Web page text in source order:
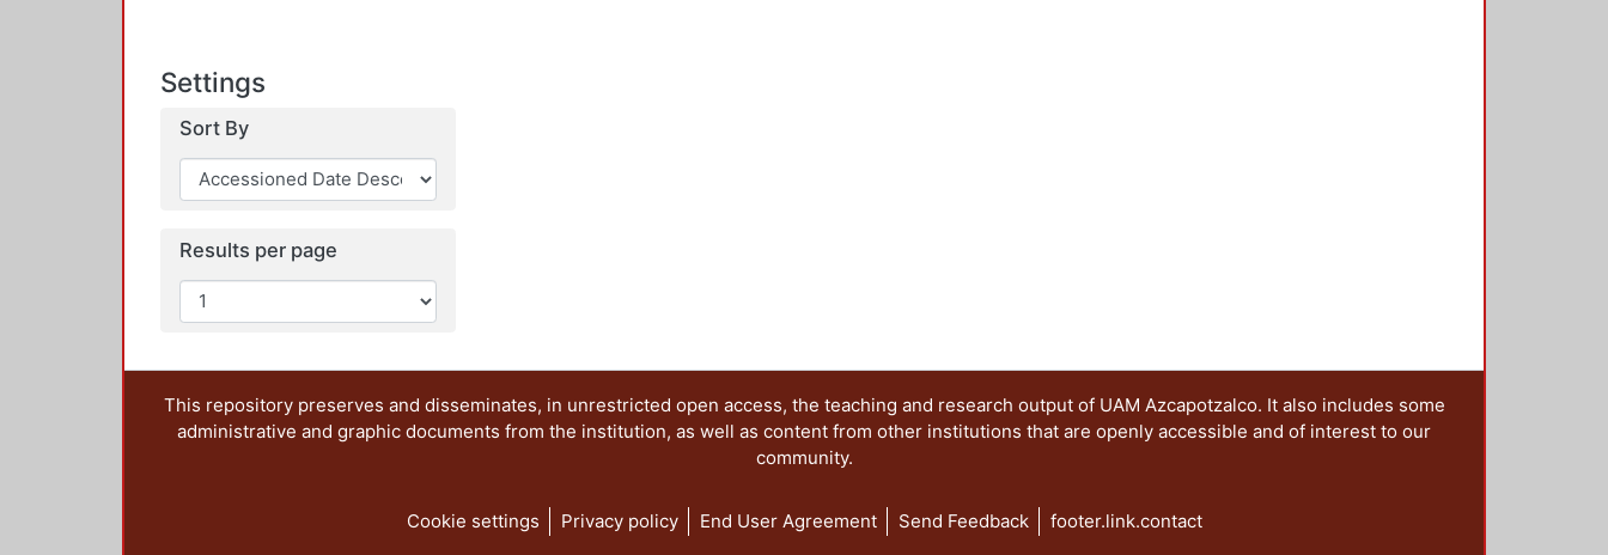
Settings
Sort By
Results per page
This repository preserves and disseminates, in unrestricted open access, the teaching and research output of UAM Azcapotzalco. It also includes some
administrative and graphic documents from the institution, as well as content from other institutions that are openly accessible and of interest to our
community.
Cookie settings Privacy policy End User Agreement Send Feedback footer.link.contact